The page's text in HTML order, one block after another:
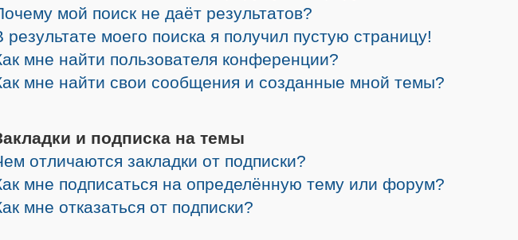
мой поиск не даёт результатов?
результате моего поиска я получил пустую страницу!
мне найти пользователя конференции?
мне найти свои сообщения и созданные мной темы?
и подписка на темы
отличаются закладки от подписки?
мне подписаться на определённую тему или форум?
мне отказаться от подписки?